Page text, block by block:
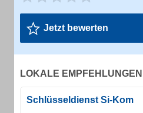
Jetzt bewerten
LOKALE EMPFEHLUNGEN
Schlüsseldienst Si-Kom